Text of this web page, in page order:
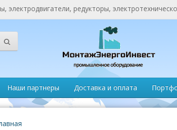
редукторы,
Наши партнеры Доставка и оплата